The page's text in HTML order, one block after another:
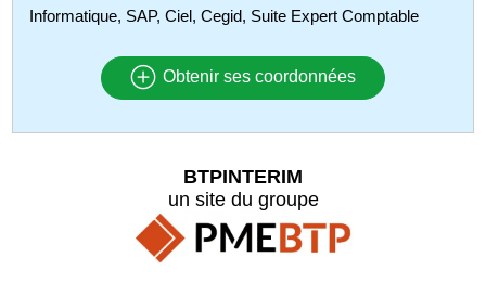
Informatique, SAP, Ciel, Cegid, Suite Expert Comptable
Obtenir ses coordonnées
BTPINTERIM
un site du groupe